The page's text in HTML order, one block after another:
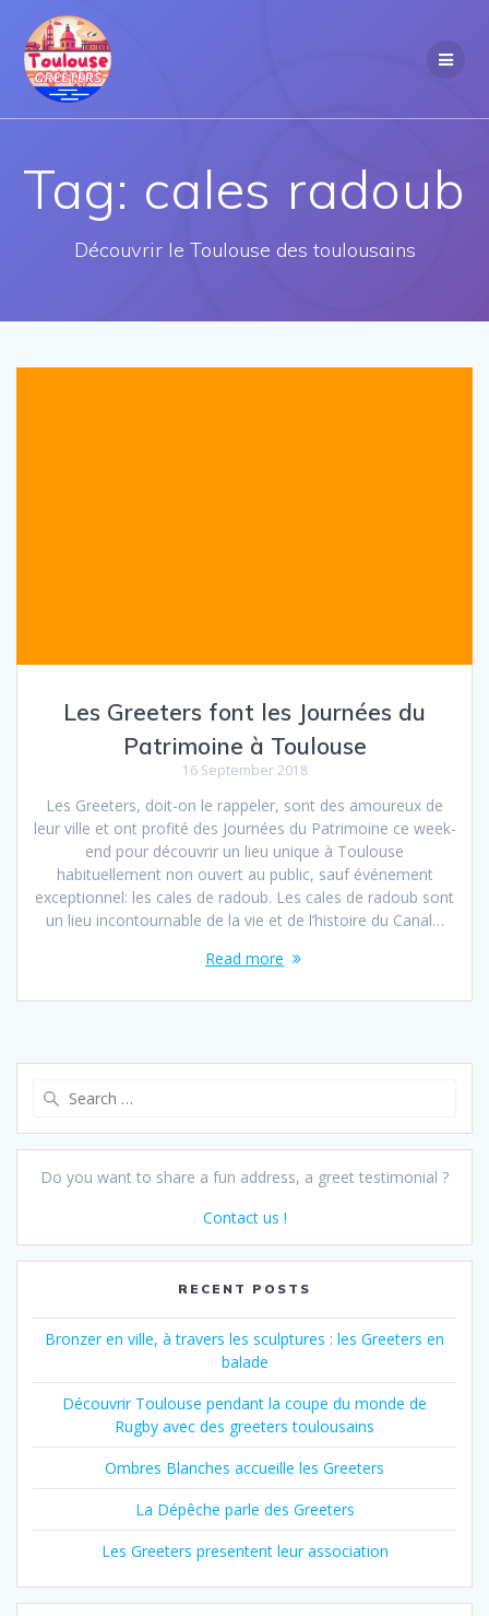
Tag: cales radoub
Découvrir le Toulouse des toulousains
Les Greeters font les Journées du
Patrimoine à Toulouse
16 September 2018
Les Greeters, doit-on le rappeler, sont des amoureux de
leur ville et ont profité des Journées du Patrimoine ce week-
end pour découvrir un lieu unique à Toulouse
habituellement non ouvert au public, sauf événement
exceptionnel: les cales de radoub. Les cales de radoub sont
un lieu incontournable de la vie et de l’histoire du Canal…
Read more
Do you want to share a fun address, a greet testimonial ?
Contact us !
RECENT POSTS
Bronzer en ville, à travers les sculptures : les Greeters en
balade
Découvrir Toulouse pendant la coupe du monde de
Rugby avec des greeters toulousains
Ombres Blanches accueille les Greeters
La Dépêche parle des Greeters
Les Greeters presentent leur association